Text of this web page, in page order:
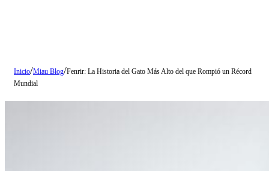
Inicio/Miau Blog/Fenrir: La Historia del Gato Más Alto del que Rompió un Récord
Mundial